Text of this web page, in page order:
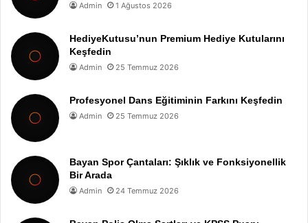
Admin 1 Ağustos 2026
HediyeKutusu’nun Premium Hediye Kutularını
Keşfedin
Admin 25 Temmuz 2026
Profesyonel Dans Eğitiminin Farkını Keşfedin
Admin 25 Temmuz 2026
Bayan Spor Çantaları: Şıklık ve Fonksiyonellik
Bir Arada
Admin 24 Temmuz 2026